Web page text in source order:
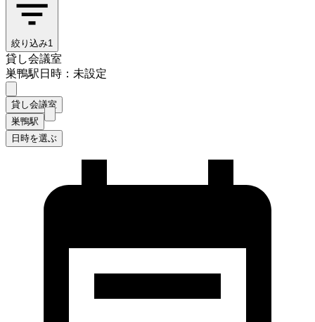
絞り込み1
貸し会議室
巣鴨駅日時：未設定
貸し会議室
巣鴨駅
日時を選ぶ